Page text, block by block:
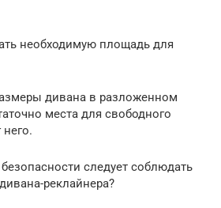
необходимую площадь для
дивана в разложенном
места для свободного
следует соблюдать
реклайнера?